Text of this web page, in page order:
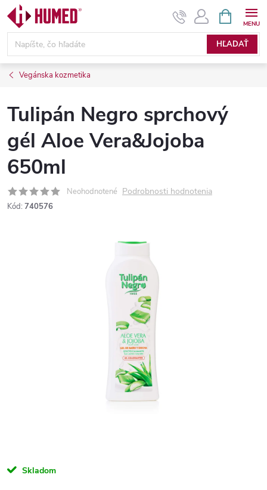
Prejsť
obsah
HĽADAŤ
KOŠÍK
Vegánska kozmetika
Tulipán Negro sprchový
gél Aloe Vera&Jojoba
650ml
Neohodnotené Podrobnosti hodnotenia
Kód: 740576
Skladom